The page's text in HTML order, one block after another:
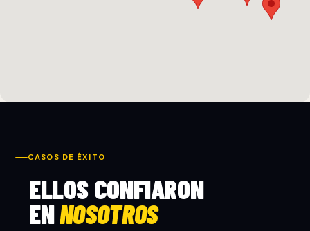
CASOS DE ÉXITO
ELLOS CONFIARON
ENNOSOTROS